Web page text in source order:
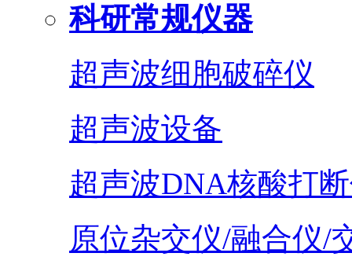
科研常规仪器
超声波细胞破碎仪
超声波设备
超声波DNA核酸打
原位杂交仪/融合仪/